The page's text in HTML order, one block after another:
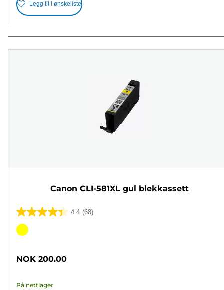
Legg til i ønskeliste
Canon CLI-581XL gul blekkassett
4.4 (68)
4.4
av
68
Fargekassett
NOK 200.00
På nettlager